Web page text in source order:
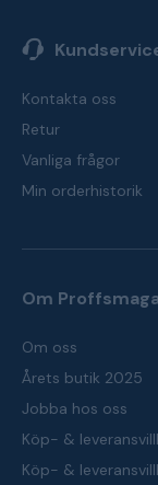
Kontakta oss
Retur
Vanliga frågor
Min orderhistorik
Om
Om oss
Årets butik 2025
Jobba hos oss
Köp- &
Köp- &